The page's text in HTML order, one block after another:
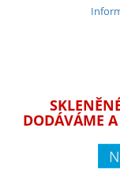
DODÁVÁME A